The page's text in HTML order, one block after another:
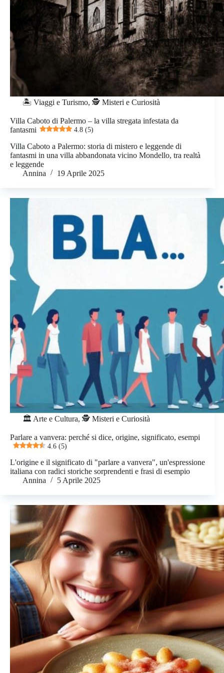
🏝️ Viaggi e Turismo, 🕵️ Misteri e Curiosità
Villa Caboto di Palermo – la villa stregata infestata da
fantasmi
4.8 (5)
Villa Caboto a Palermo: storia di mistero e leggende di
fantasmi in una villa abbandonata vicino Mondello, tra realtà
e leggende
Annina
19 Aprile 2025
🏛️ Arte e Cultura, 🕵️ Misteri e Curiosità
Parlare a vanvera: perché si dice, origine, significato, esempi
4.6 (5)
L'origine e il significato di "parlare a vanvera", un'espressione
italiana con radici storiche sorprendenti e frasi di esempio
Annina
5 Aprile 2025